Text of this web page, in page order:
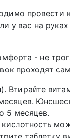
провести
у вас на
- не
проходят
5 месяцев.
таблетку